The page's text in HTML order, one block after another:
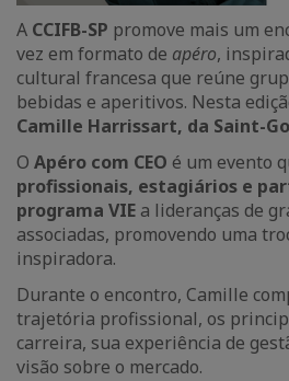
A CCIFB-SP promove mais um
vez em formato de apéro,
cultural francesa que reúne
bebidas e aperitivos. Nesta
Camille Harrissart, da Saint-
O Apéro com CEO é um evento
profissionais, estagiários e
programa VIE a lideranças de
associadas, promovendo uma
inspiradora.
Durante o encontro, Camille
trajetória profissional, os
carreira, sua experiência de
visão sobre o mercado.